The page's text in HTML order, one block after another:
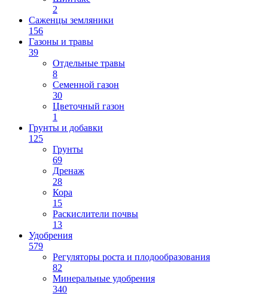
2
Саженцы земляники
156
Газоны и травы
39
Отдельные травы
8
Семенной газон
30
Цветочный газон
1
Грунты и добавки
125
Грунты
69
Дренаж
28
Кора
15
Раскислители почвы
13
Удобрения
579
Регуляторы роста и плодообразования
82
Минеральные удобрения
340